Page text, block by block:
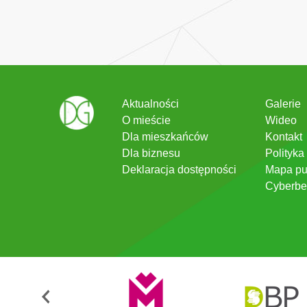
Aktualności
O mieście
Dla mieszkańców
Dla biznesu
Deklaracja dostępności
Galerie
Wideo
Kontakt
Mapa